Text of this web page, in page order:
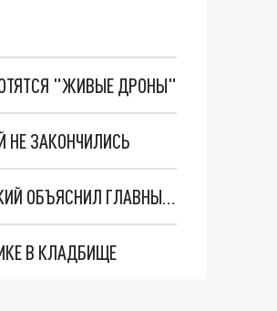
"ЖИВЫЕ ДРОНЫ"
ЗАКОНЧИЛИСЬ
"МЫ ВАС ЗАСТАВИМ": ЖУТКИЕ ДЕТАЛИ ОХОТЫ НА ГЕНЕРАЛА. ЗЕЛЕНСКИЙ ОБЪЯСНИЛ ГЛАВНЫЙ СМЫСЛ ТЕРАКТА В ЦЕНТРЕ МОСКВЫ
В КЛАДБИЩЕ